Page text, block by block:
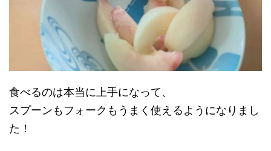
食べるのは本当に上手になって、
スプーンもフォークもうまく使えるようになりまし
た！